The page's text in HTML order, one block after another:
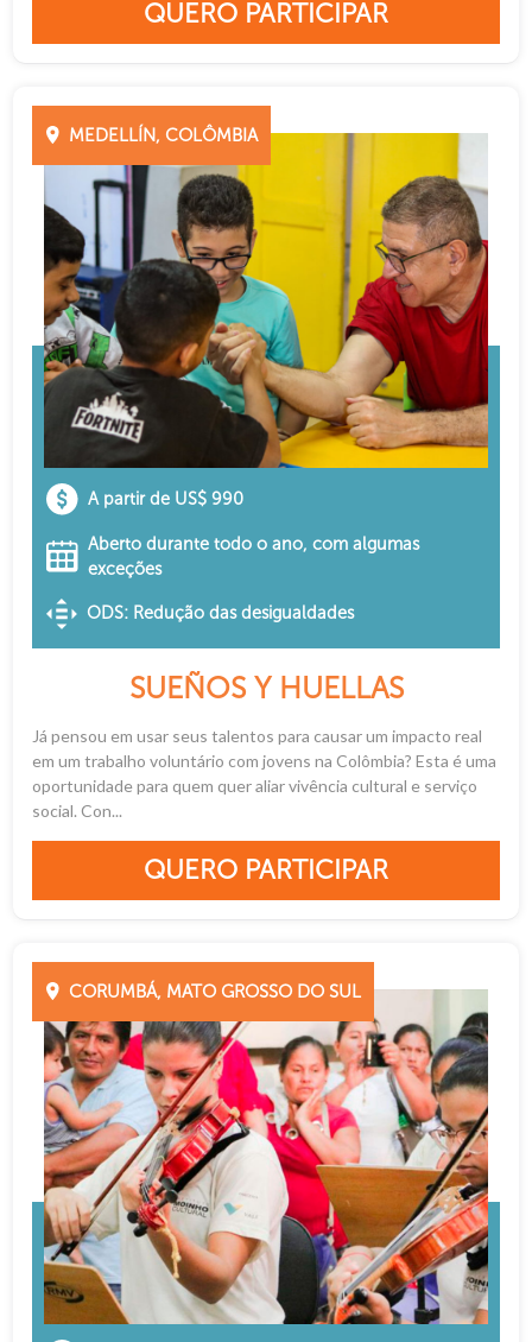
QUERO PARTICIPAR
MEDELLÍN, COLÔMBIA
A partir de US$ 990
Aberto durante todo o ano, com algumas
exceções
ODS: Redução das desigualdades
SUEÑOS Y HUELLAS
Já pensou em usar seus talentos para causar um impacto real
em um trabalho voluntário com jovens na Colômbia? Esta é uma
oportunidade para quem quer aliar vivência cultural e serviço
social. Con...
QUERO PARTICIPAR
CORUMBÁ, MATO GROSSO DO SUL